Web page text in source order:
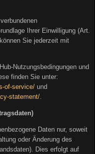
Ihrer Einwilligung (Art.
Sie jederzeit mit
Nutzungsbedingungen und
finden Sie unter:
of-service/ und
statement/.
Daten nur, soweit
oder Änderung des
Dies erfolgt auf